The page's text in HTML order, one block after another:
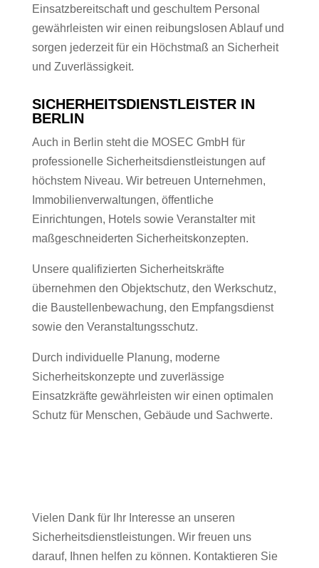
Einsatzbereitschaft und geschultem Personal
gewährleisten wir einen reibungslosen Ablauf und
sorgen jederzeit für ein Höchstmaß an Sicherheit
und Zuverlässigkeit.
SICHERHEITSDIENSTLEISTER IN
BERLIN
Auch in Berlin steht die MOSEC GmbH für
professionelle Sicherheitsdienstleistungen auf
höchstem Niveau. Wir betreuen Unternehmen,
Immobilienverwaltungen, öffentliche
Einrichtungen, Hotels sowie Veranstalter mit
maßgeschneiderten Sicherheitskonzepten.
Unsere qualifizierten Sicherheitskräfte
übernehmen den Objektschutz, den Werkschutz,
die Baustellenbewachung, den Empfangsdienst
sowie den Veranstaltungsschutz.
Durch individuelle Planung, moderne
Sicherheitskonzepte und zuverlässige
Einsatzkräfte gewährleisten wir einen optimalen
Schutz für Menschen, Gebäude und Sachwerte.
Vielen Dank für Ihr Interesse an unseren
Sicherheitsdienstleistungen. Wir freuen uns
darauf, Ihnen helfen zu können. Kontaktieren Sie